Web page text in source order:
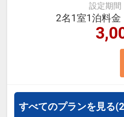
≪お部屋タイプ≫
グル 11平米 バ
※1ベッドです。
約の場合、おふ
設定期間
2名1室1泊料金
すべてのプランを見る